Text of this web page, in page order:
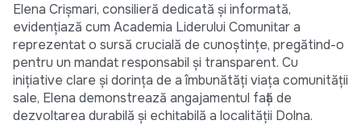
Elena Crișmari, consilieră dedicată și informată,
evidențiază cum Academia Liderului Comunitar a
reprezentat o sursă crucială de cunoștințe, pregătind-o
pentru un mandat responsabil și transparent. Cu
inițiative clare și dorința de a îmbunătăți viața comunității
sale, Elena demonstrează angajamentul față de
dezvoltarea durabilă și echitabilă a localității Dolna.